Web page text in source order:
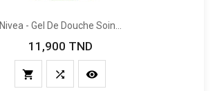
Nivea - Gel De Douche Soin...
Prix
11,900 TND
  